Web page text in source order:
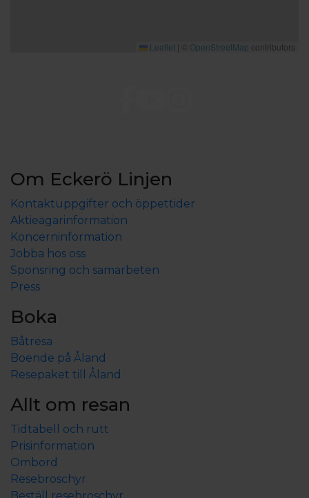
Leaflet OpenStreetMap contributors
Om Eckerö Linjen
Kontaktuppgifter och öppettider
Aktieägarinformation
Koncerninformation
Jobba hos oss
Sponsring och samarbeten
Press
Boka
Båtresa
Boende på Åland
Resepaket till Åland
Allt om resan
Tidtabell och rutt
Prisinformation
Ombord
Resebroschyr